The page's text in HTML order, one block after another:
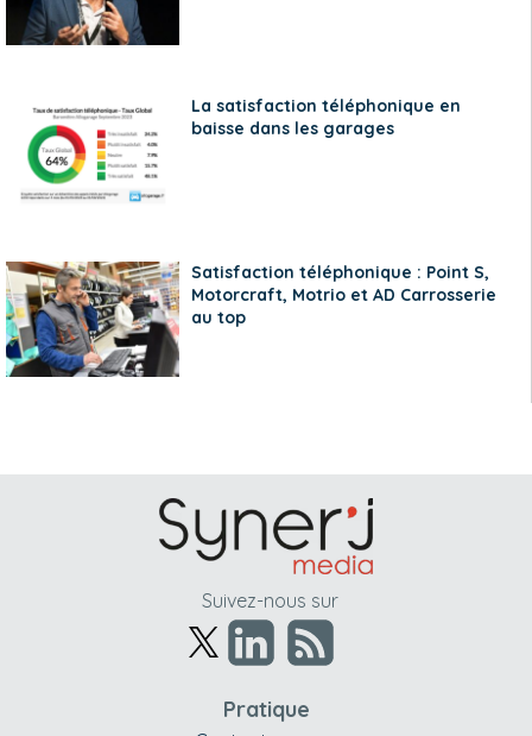
La satisfaction téléphonique en
baisse dans les garages
Satisfaction téléphonique : Point S,
Motorcraft, Motrio et AD Carrosserie
au top
Suivez-nous sur
Pratique